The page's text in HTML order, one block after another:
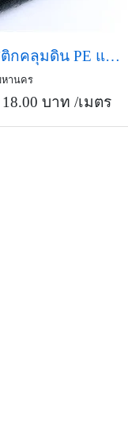
พลาสติกคลุมดิน PE แบ่งขาย กว้าง 1-2 เมตร อายุ 3-4 ปี
หานคร
บาท /เมตร